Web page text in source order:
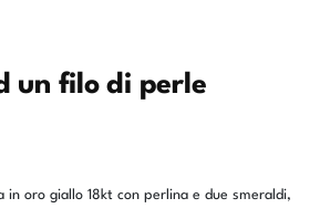
un filo di perle
in oro giallo 18kt con perlina e due smeraldi,